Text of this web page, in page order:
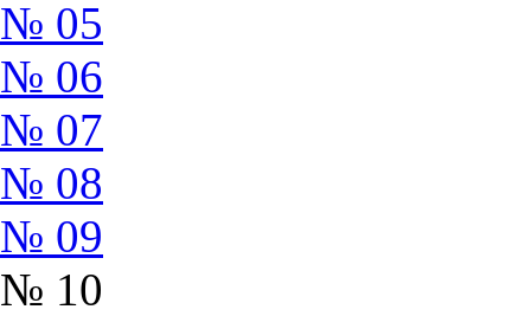
№ 05
№ 06
№ 07
№ 08
№ 09
№ 10